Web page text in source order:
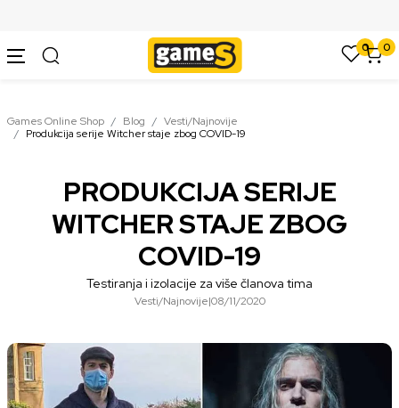
0 0
Games Online Shop Blog
Vesti/Najnovije
Produkcija serije Witcher staje zbog COVID-19
PRODUKCIJA SERIJE
WITCHER STAJE ZBOG
COVID-19
Testiranja i izolacije za više članova tima
Vesti/Najnovije|08/11/2020